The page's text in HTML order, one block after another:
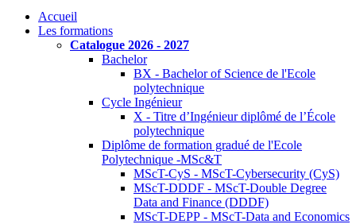
Accueil
Les formations
Catalogue 2026 - 2027
Bachelor
BX - Bachelor of Science de l'Ecole
polytechnique
Cycle Ingénieur
X - Titre d’Ingénieur diplômé de l’École
polytechnique
Diplôme de formation gradué de l'Ecole
Polytechnique -MSc&T
MScT-CyS - MScT-Cybersecurity (CyS)
MScT-DDDF - MScT-Double Degree
Data and Finance (DDDF)
MScT-DEPP - MScT-Data and Economics